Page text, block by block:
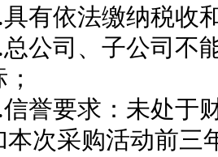
具有依法缴纳税收
总公司、子公司不
信誉要求：未处于
本次采购活动前三